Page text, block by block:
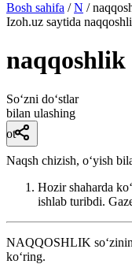
Bosh sahifa / N /
Izoh.uz saytida
naqqoshlik
So‘zni do‘stlar
bilan ulashing
ot
Naqsh chizish, oʻyish
Hozir shaharda
ishlab turibdi.
NAQQOSHLIK
ko‘ring.